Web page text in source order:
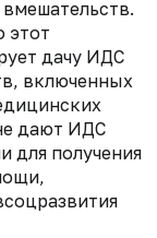
этот
дачу ИДС
включенных
дают ИДС
для получения